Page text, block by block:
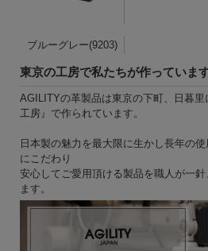
ブルーグレー(9203)
東京の工房で私たちが作っていま
AGILITYの革製品は東京の下町、日暮里
工房』で作られています。
日本製の魅力を最大限に生かし長年の
にこだわり
安心してご愛用頂ける製品を職人が一
ます。